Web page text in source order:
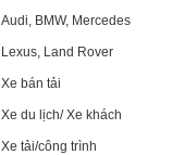
Audi, BMW, Mercedes
Lexus, Land Rover
Xe bán tải
Xe du lịch/ Xe khách
Xe tải/công trình